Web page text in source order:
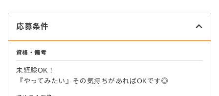
応募条件
資格・備考
未経験OK！
『やってみたい』その気持ちがあればOKです◎